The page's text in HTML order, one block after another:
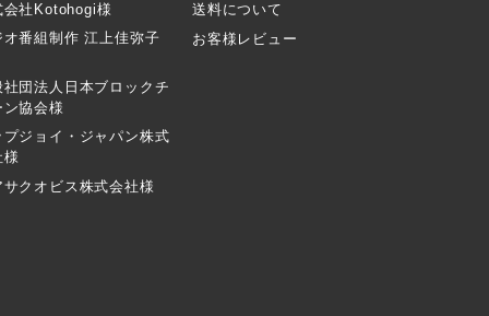
会社Kotohogi様
オ番組制作 江上佳弥子
社団法人日本ブロックチ
ン協会様
プジョイ・ジャパン株式
様
サクオビス株式会社様
送料について
お客様レビュー